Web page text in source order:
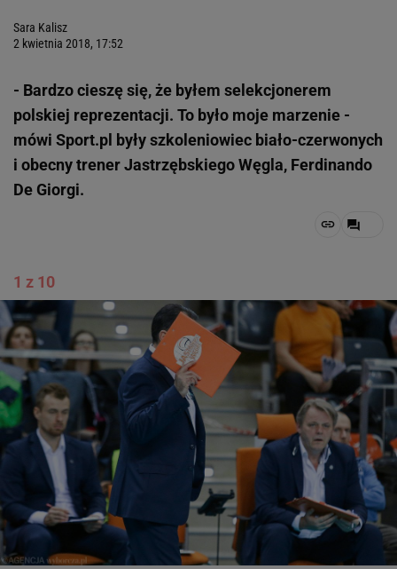
Sara Kalisz
2 kwietnia 2018, 17:52
- Bardzo cieszę się, że byłem selekcjonerem
polskiej reprezentacji. To było moje marzenie -
mówi Sport.pl były szkoleniowiec biało-czerwonych
i obecny trener Jastrzębskiego Węgla, Ferdinando
De Giorgi.
1 z 10